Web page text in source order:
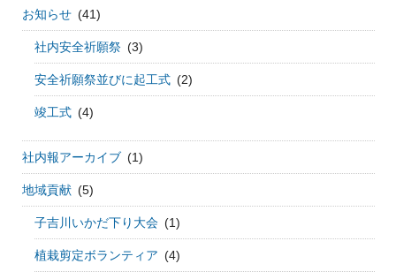
お知らせ (41)
社内安全祈願祭 (3)
安全祈願祭並びに起工式 (2)
竣工式 (4)
社内報アーカイブ (1)
地域貢献 (5)
子吉川いかだ下り大会 (1)
植栽剪定ボランティア (4)